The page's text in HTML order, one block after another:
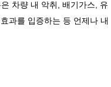
차량 내 악취 배기가스
유
과를 입증하는 등 언제나 내